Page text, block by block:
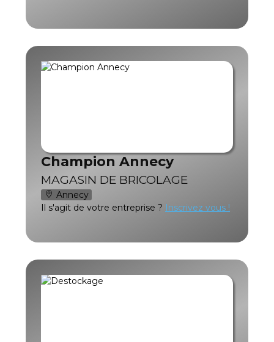
Champion Annecy
MAGASIN DE BRICOLAGE
Annecy
Il s'agit de votre entreprise ? Inscrivez vous !